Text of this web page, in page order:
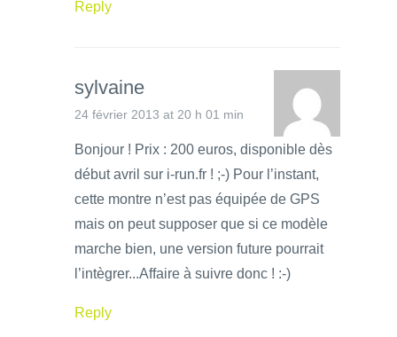
Reply
sylvaine
24 février 2013 at 20 h 01 min
Bonjour ! Prix : 200 euros, disponible dès
début avril sur i-run.fr ! ;-) Pour l’instant,
cette montre n’est pas équipée de GPS
mais on peut supposer que si ce modèle
marche bien, une version future pourrait
l’intègrer...Affaire à suivre donc ! :-)
Reply